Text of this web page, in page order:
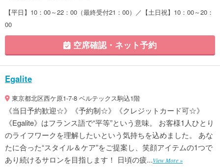
【平日】10：00～22：00（最終受付21：00）／【土日祝】10：00～20：
00
空席確認・ネット予約
Egalite
東京都北区西ケ原1-7-8 ベルテックス駒込1階
《当日予約歓迎☆》《予約制☆》《クレジットカード可☆》
《Egalite》はフランス語で“平等”という意味。 お客様1人ひとり
のライフワークを理解したいという気持ちを込めました。 あな
たに合った“スタイル＆ケア”をご提案し、笑顔アイテムの1つで
あり続けるサロンを目指します！ 日頃の疲...View More »